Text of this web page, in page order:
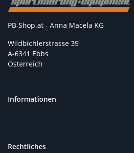
PB-Shop.at - Anna Macela KG
Wildbichlerstrasse 39
A-6341 Ebbs
Österreich
Informationen
Rechtliches